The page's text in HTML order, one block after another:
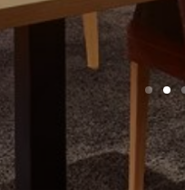
DER WILDE KAISER